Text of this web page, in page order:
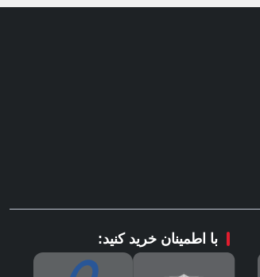
با اطمینان خرید کنید: